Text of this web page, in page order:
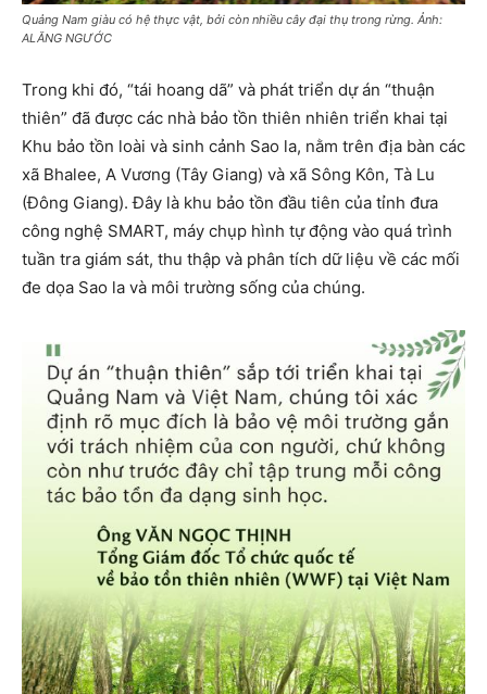
Quảng Nam giàu có hệ thực vật, bởi còn nhiều cây đại thụ trong rừng. Ảnh:
ALĂNG NGƯỚC
Trong khi đó, “tái hoang dã” và phát triển dự án “thuận
thiên” đã được các nhà bảo tồn thiên nhiên triển khai tại
Khu bảo tồn loài và sinh cảnh Sao la, nằm trên địa bàn các
xã Bhalee, A Vương (Tây Giang) và xã Sông Kôn, Tà Lu
(Đông Giang). Đây là khu bảo tồn đầu tiên của tỉnh đưa
công nghệ SMART, máy chụp hình tự động vào quá trình
tuần tra giám sát, thu thập và phân tích dữ liệu về các mối
đe dọa Sao la và môi trường sống của chúng.